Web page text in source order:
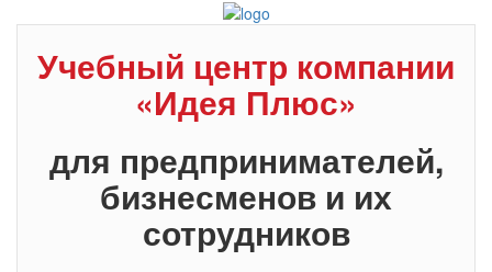
Учебный центр компании
«Идея Плюс»
для предпринимателей,
бизнесменов и их
сотрудников